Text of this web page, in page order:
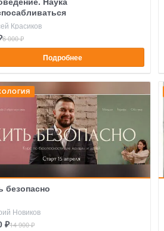
Наука
Красиков
6 000 ₽
Подробнее
безопасно
Новиков
₽14 900 ₽